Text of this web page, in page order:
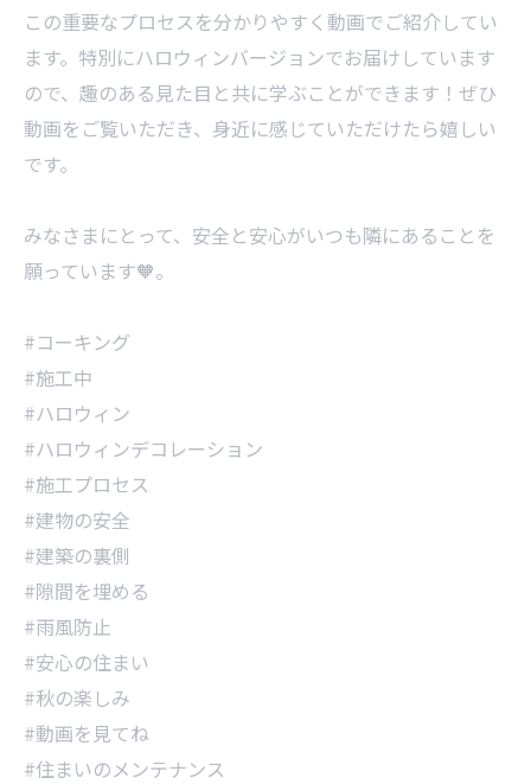
この重要なプロセスを分かりやすく動画でご紹介してい
ます。特別にハロウィンバージョンでお届けしています
ので、趣のある見た目と共に学ぶことができます！ぜひ
動画をご覧いただき、身近に感じていただけたら嬉しい
です。
みなさまにとって、安全と安心がいつも隣にあることを
願っています🧡。
#コーキング
#施工中
#ハロウィン
#ハロウィンデコレーション
#施工プロセス
#建物の安全
#建築の裏側
#隙間を埋める
#雨風防止
#安心の住まい
#秋の楽しみ
#動画を見てね
#住まいのメンテナンス